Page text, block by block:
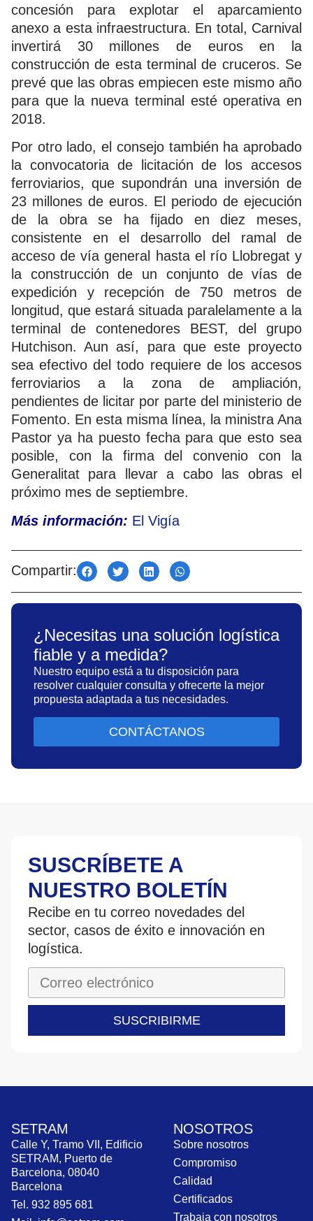
concesión para explotar el aparcamiento
anexo a esta infraestructura. En total, Carnival
invertirá 30 millones de euros en la
construcción de esta terminal de cruceros. Se
prevé que las obras empiecen este mismo año
para que la nueva terminal esté operativa en
2018.
Por otro lado, el consejo también ha aprobado
la convocatoria de licitación de los accesos
ferroviarios, que supondrán una inversión de
23 millones de euros. El periodo de ejecución
de la obra se ha fijado en diez meses,
consistente en el desarrollo del ramal de
acceso de vía general hasta el río Llobregat y
la construcción de un conjunto de vías de
expedición y recepción de 750 metros de
longitud, que estará situada paralelamente a la
terminal de contenedores BEST, del grupo
Hutchison. Aun así, para que este proyecto
sea efectivo del todo requiere de los accesos
ferroviarios a la zona de ampliación,
pendientes de licitar por parte del ministerio de
Fomento. En esta misma línea, la ministra Ana
Pastor ya ha puesto fecha para que esto sea
posible, con la firma del convenio con la
Generalitat para llevar a cabo las obras el
próximo mes de septiembre.
Más información: El Vigía
Compartir:
¿Necesitas una solución logística
fiable y a medida?
Nuestro equipo está a tu disposición para
resolver cualquier consulta y ofrecerte la mejor
propuesta adaptada a tus necesidades.
CONTÁCTANOS
SUSCRÍBETE A
NUESTRO BOLETÍN
Recibe en tu correo novedades del
sector, casos de éxito e innovación en
logística.
SUSCRIBIRME
SETRAM
Calle Y, Tramo VII, Edificio
SETRAM, Puerto de
Barcelona, 08040
Barcelona
Tel. 932 895 681
NOSOTROS
Sobre nosotros
Compromiso
Calidad
Certificados
Trabaja con nosotros